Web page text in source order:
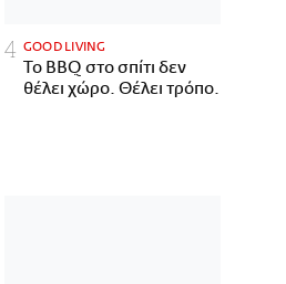
GOOD LIVING
Το BBQ στο σπίτι δεν
θέλει χώρο. Θέλει τρόπο.